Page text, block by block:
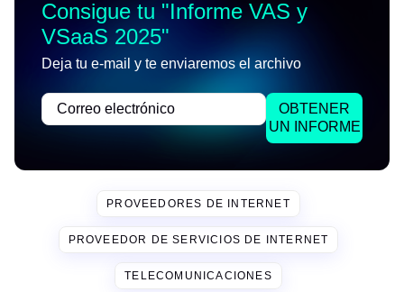
Consigue tu "Informe VAS y
VSaaS 2025"
Deja tu e-mail y te enviaremos el archivo
OBTENER
UN INFORME
PROVEEDORES DE INTERNET
PROVEEDOR DE SERVICIOS DE INTERNET
TELECOMUNICACIONES